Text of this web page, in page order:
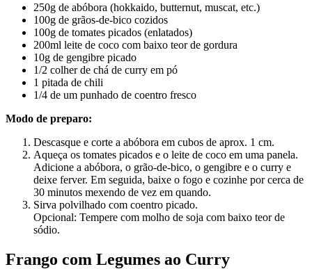
250g de abóbora (hokkaido, butternut, muscat, etc.)
100g de grãos-de-bico cozidos
100g de tomates picados (enlatados)
200ml leite de coco com baixo teor de gordura
10g de gengibre picado
1/2 colher de chá de curry em pó
1 pitada de chili
1/4 de um punhado de coentro fresco
Modo de preparo:
Descasque e corte a abóbora em cubos de aprox. 1 cm.
Aqueça os tomates picados e o leite de coco em uma panela.
Adicione a abóbora, o grão-de-bico, o gengibre e o curry e
deixe ferver. Em seguida, baixe o fogo e cozinhe por cerca de
30 minutos mexendo de vez em quando.
Sirva polvilhado com coentro picado.
Opcional: Tempere com molho de soja com baixo teor de
sódio.
Frango com Legumes ao Curry